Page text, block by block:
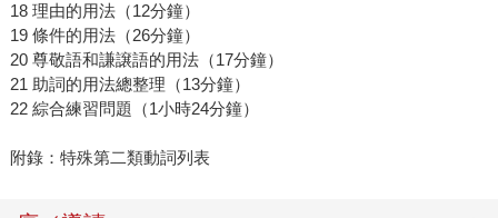
18 理由的用法（12分鐘）
19 條件的用法（26分鐘）
20 尊敬語和謙譲語的用法（17分鐘）
21 助詞的用法總整理（13分鐘）
22 綜合練習問題（1小時24分鐘）
附錄：特殊第二類動詞列表